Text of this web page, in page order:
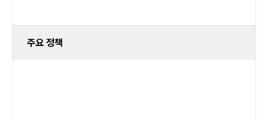
주요 정책